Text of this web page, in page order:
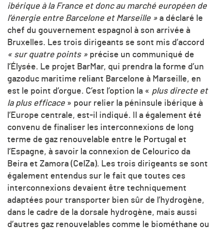
ibérique à la France et donc au marché européen de
l’énergie entre Barcelone et Marseille » a déclaré le
chef du gouvernement espagnol à son arrivée à
Bruxelles. Les trois dirigeants se sont mis d’accord
« sur quatre points » précise un communiqué de
l’Élysée. Le projet BarMar, qui prendra la forme d’un
gazoduc maritime reliant Barcelone à Marseille, en
est le point d’orgue. C’est l’option la « plus directe et
la plus efficace » pour relier la péninsule ibérique à
l’Europe centrale, est-il indiqué. Il a également été
convenu de finaliser les interconnexions de long
terme de gaz renouvelable entre le Portugal et
l’Espagne, à savoir la connexion de Celourico da
Beira et Zamora (CelZa). Les trois dirigeants se sont
également entendus sur le fait que toutes ces
interconnexions devaient être techniquement
adaptées pour transporter bien sûr de l’hydrogène,
dans le cadre de la dorsale hydrogène, mais aussi
d’autres gaz renouvelables comme le biométhane ou